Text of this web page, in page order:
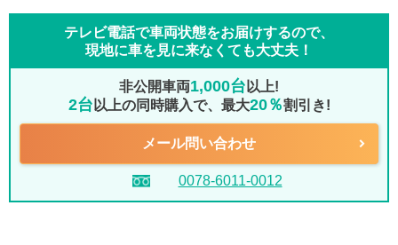
テレビ電話で車両状態をお届けするので、
現地に車を見に来なくても大丈夫！
非公開車両1,000台 以上!
2台 以上の同時購入で、最大20％割引き!
メール問い合わせ
0078-6011-0012